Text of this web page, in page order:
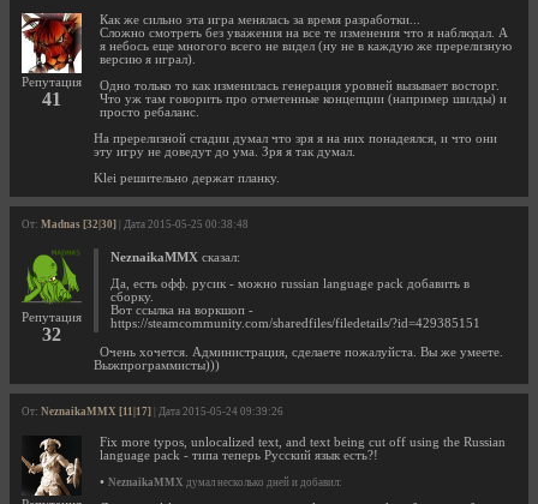
Репутация
41
Как же сильно эта игра менялась за время разработки...
Сложно смотреть без уважения на все те изменения что я наблюдал. А
я небось еще многого всего не видел (ну не в каждую же пререлизную
версию я играл).
Одно только то как изменилась генерация уровней вызывает восторг.
Что уж там говорить про отметенные концепции (например шилды) и
просто ребаланс.
На пререлизной стадии думал что зря я на них понадеялся, и что они
эту игру не доведут до ума. Зря я так думал.
Klei решительно держат планку.
От: Madnas [32|30] | Дата 2015-05-25 00:38:48
Репутация
32
NeznaikaMMX сказал:
Да, есть офф. русик - можно russian language pack добавить в
сборку.
Вот ссылка на воркшоп -
https://steamcommunity.com/sharedfiles/filedetails/?id=429385151
Очень хочется. Администрация, сделаете пожалуйста. Вы же умеете.
Выжпрограммисты)))
От: NeznaikaMMX [11|17] | Дата 2015-05-24 09:39:26
Fix more typos, unlocalized text, and text being cut off using the Russian
language pack - типа теперь Русский язык есть?!
• NeznaikaMMX думал несколько дней и добавил: